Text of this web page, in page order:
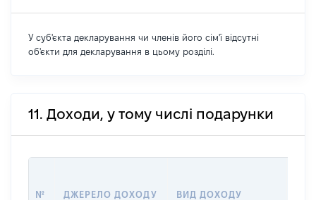
У суб'єкта декларування чи членів його сім'ї відсутні
об'єкти для декларування в цьому розділі.
11. Доходи, у тому числі подарунки
№ ДЖЕРЕЛО ДОХОДУ ВИД ДОХОДУ